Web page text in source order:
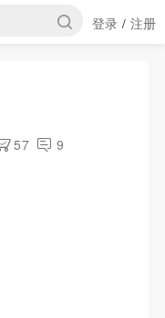
登录 / 注册
57 9